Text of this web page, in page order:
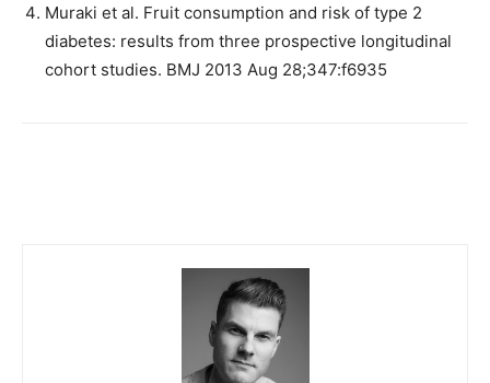
Muraki et al. Fruit consumption and risk of type 2
diabetes: results from three prospective longitudinal
cohort studies. BMJ 2013 Aug 28;347:f6935